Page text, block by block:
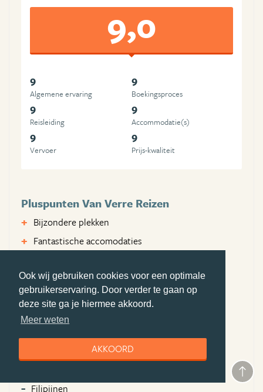
Ook wij gebruiken cookies voor een optimale
gebruikerservaring. Door verder te gaan op
deze site ga je hiermee akkoord.
Meer weten
AKKOORD
9,0
9
Algemene ervaring
9
Boekingsproces
9
Reisleiding
9
Accommodatie(s)
9
Vervoer
9
Prijs-kwaliteit
Pluspunten Van Verre Reizen
Bijzondere plekken
Fantastische accomodaties
Minpunten Van Verre Reizen
Geen
Filipijnen